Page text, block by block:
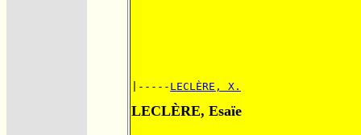
|----- LECLÈRE, X.
LECLÈRE, Esaïe